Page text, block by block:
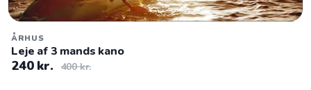
ÅRHUS
Leje af 3 mands kano
240 kr. 400 kr.